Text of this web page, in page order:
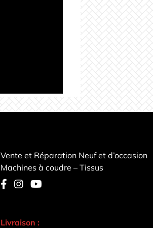
Vente et Réparation Neuf et d’occasion
Machines à coudre – Tissus
Livraison :